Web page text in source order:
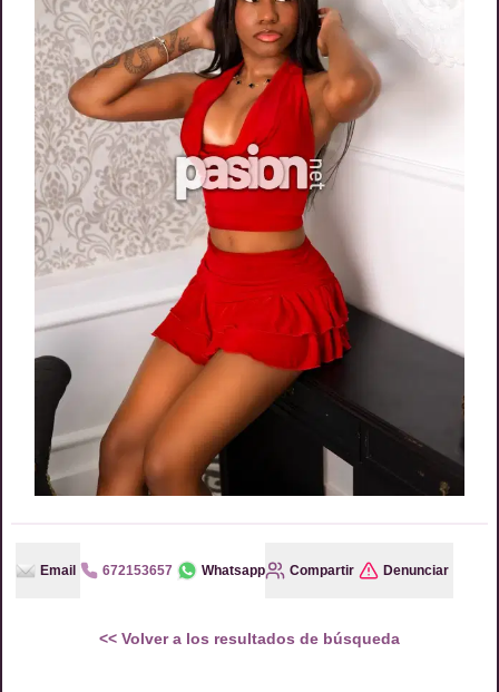
Email 672153657 Whatsapp Compartir Denunciar
<< Volver a los resultados de búsqueda